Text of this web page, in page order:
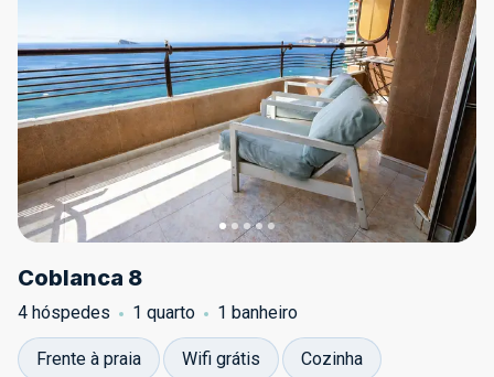
Coblanca 8
4 hóspedes 1 quarto 1 banheiro
Frente à praia Wifi grátis Cozinha